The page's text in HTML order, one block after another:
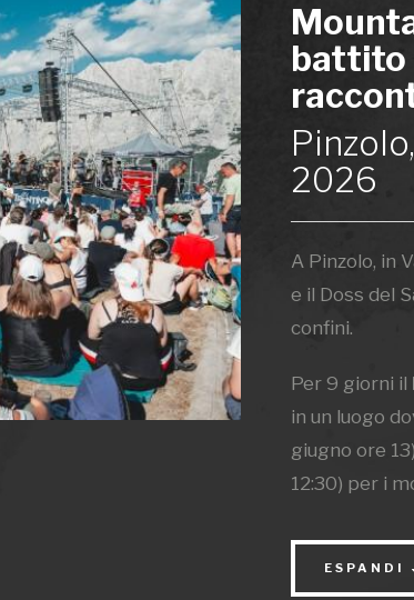
battito
2026
A Pinzolo, in
e il Doss del
confini.
Per 9 giorni il
in un luogo
giugno ore
12:30) per i
Esperienze
invece le
ESPANDI